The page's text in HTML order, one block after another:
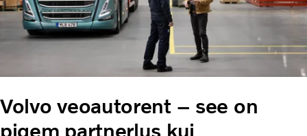
Volvo veoautorent – see on
pigem partnerlus kui